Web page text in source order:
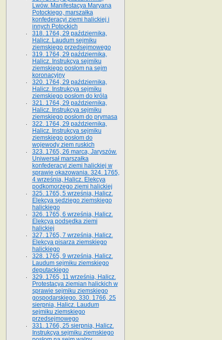
Lwów. Manifestacya Maryana
Potockiego, marszałka
konfederacyi ziemi halickiej i
innych Potockich
318. 1764, 29 października,
Halicz. Laudum sejmiku
ziemskiego przedsejmowego
319. 1764, 29 października,
Halicz. Instrukcya sejmiku
ziemskiego posłom na sejm
koronacyjny
320. 1764, 29 października,
Halicz. Instrukcya sejmiku
ziemskiego posłom do króla
321. 1764, 29 października,
Halicz. Instrukcya sejmiku
ziemskiego posłom do prymasa
322. 1764, 29 października,
Halicz. Instrukcya sejmiku
ziemskiego posłom do
wojewody ziem ruskich
323. 1765, 26 marca, Jaryszów.
Uniwersał marszałka
konfederacyi ziemi halickiej w
sprawie okazowania. 324. 1765,
4 września, Halicz. Elekcya
podkomorzego ziemi halickiej
325. 1765, 5 września, Halicz.
Elekcya sędziego ziemskiego
halickiego
326. 1765, 6 września, Halicz.
Elekcya podsędka ziemi
halickiej
327. 1765, 7 września, Halicz.
Elekcya pisarza ziemskiego
halickiego
328. 1765, 9 września, Halicz.
Laudum sejmiku ziemskiego
deputackiego
329. 1765, 11 września, Halicz.
Protestacya ziemian halickich w
sprawie sejmiku ziemskiego
gospodarskiego. 330. 1766, 25
sierpnia, Halicz. Laudum
sejmiku ziemskiego
przedsejmowego
331. 1766, 25 sierpnia, Halicz.
Instrukcya sejmiku ziemskiego